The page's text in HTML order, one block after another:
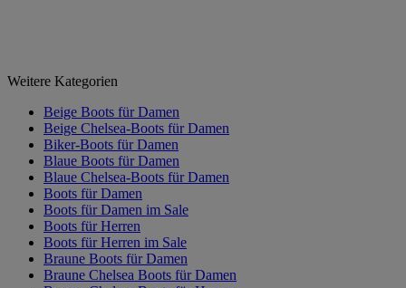
Weitere Kategorien
Beige Boots für Damen
Beige Chelsea-Boots für Damen
Biker-Boots für Damen
Blaue Boots für Damen
Blaue Chelsea-Boots für Damen
Boots für Damen
Boots für Damen im Sale
Boots für Herren
Boots für Herren im Sale
Braune Boots für Damen
Braune Chelsea Boots für Damen